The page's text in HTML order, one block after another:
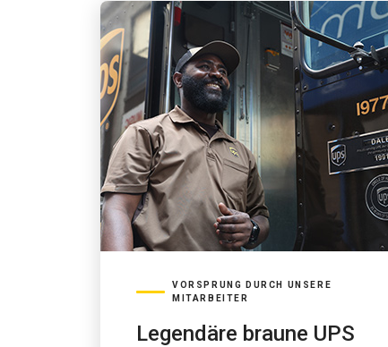
VORSPRUNG DURCH UNSERE
MITARBEITER
Legendäre braune UPS